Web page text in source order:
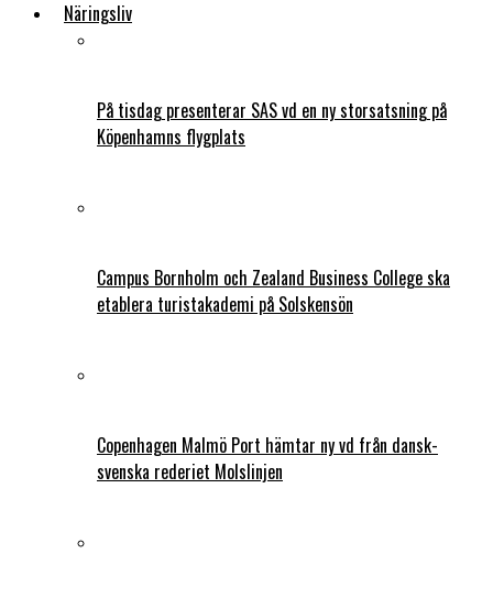
Näringsliv
På tisdag presenterar SAS vd en ny storsatsning på
Köpenhamns flygplats
Campus Bornholm och Zealand Business College ska
etablera turistakademi på Solskensön
Copenhagen Malmö Port hämtar ny vd från dansk-
svenska rederiet Molslinjen